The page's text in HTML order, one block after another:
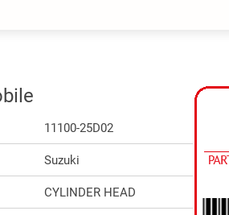
11100-25D02
Suzuki
CYLINDER HEAD